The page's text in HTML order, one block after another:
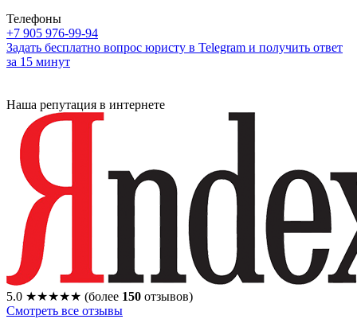
Телефоны
+7 905 976-99-94
Задать бесплатно вопрос юристу в Telegram и получить ответ
за 15 минут
Наша репутация в интернете
5.0 ★★★★★ (более 150 отзывов)
Смотреть все отзывы